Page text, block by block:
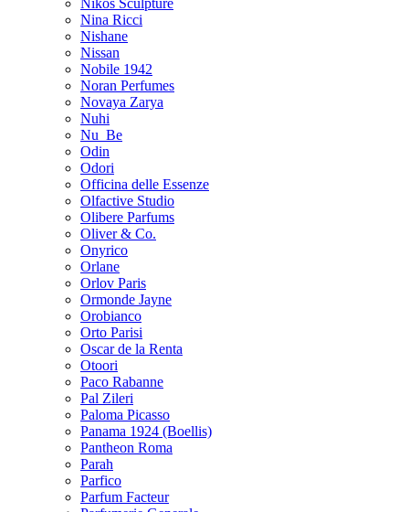
Nikos Sculpture
Nina Ricci
Nishane
Nissan
Nobile 1942
Noran Perfumes
Novaya Zarya
Nuhi
Nu_Be
Odin
Odori
Officina delle Essenze
Olfactive Studio
Olibere Parfums
Oliver & Co.
Onyrico
Orlane
Orlov Paris
Ormonde Jayne
Orobianco
Orto Parisi
Oscar de la Renta
Otoori
Paco Rabanne
Pal Zileri
Paloma Picasso
Panama 1924 (Boellis)
Pantheon Roma
Parah
Parfico
Parfum Facteur